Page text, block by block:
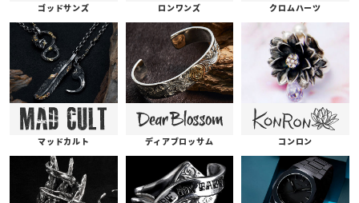
ゴッドサンズ ロンワンズ クロムハーツ
マッドカルト ディアブロッサム コンロン